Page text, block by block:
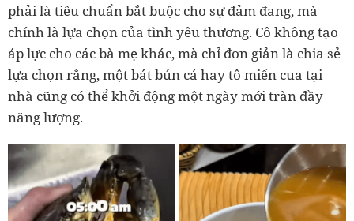
phải là tiêu chuẩn bắt buộc cho sự đảm đang, mà
chính là lựa chọn của tình yêu thương. Cô không tạo
áp lực cho các bà mẹ khác, mà chỉ đơn giản là chia sẻ
lựa chọn rằng, một bát bún cá hay tô miến cua tại
nhà cũng có thể khởi động một ngày mới tràn đầy
năng lượng.